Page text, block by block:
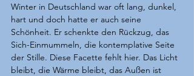
Winter in Deutschland war oft lang, dunkel,
hart und doch hatte er auch seine
Schönheit. Er schenkte den Rückzug, das
Sich-Einmummeln, die kontemplative Seite
der Stille. Diese Facette fehlt hier. Das Licht
bleibt, die Wärme bleibt, das Außen ist